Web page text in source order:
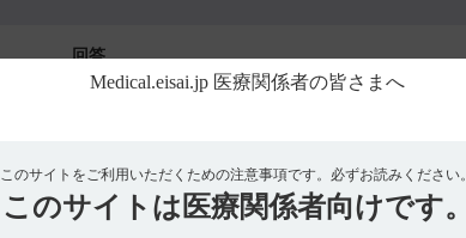
このサイトをご利用いただくための注意事項です。 必ずお読みください。
このサイトは 医療関係者向けです。
回答
に移行しないよう観察を十分に行い、症状に応じて減量又は中止
レビー小体型認知症患者 ※１を対象とするアリセプトの第II相、